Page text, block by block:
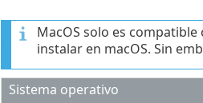
MacOS solo es compatible
instalar en macOS. Sin
Sistema operativo